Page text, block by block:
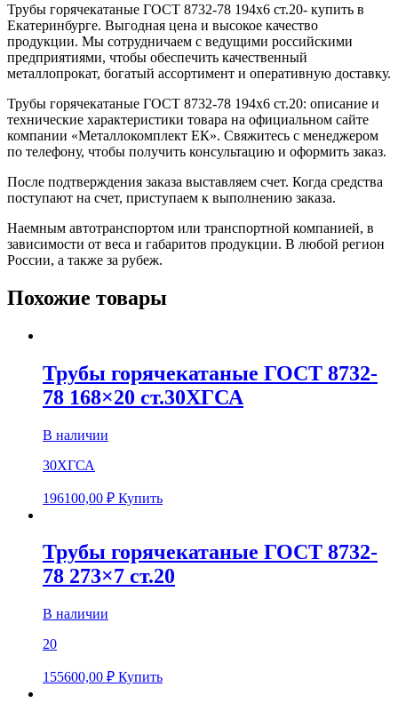
Трубы горячекатаные ГОСТ 8732-78 194x6 ст.20- купить в
Екатеринбурге. Выгодная цена и высокое качество
продукции. Мы сотрудничаем с ведущими российскими
предприятиями, чтобы обеспечить качественный
металлопрокат, богатый ассортимент и оперативную доставку.
Трубы горячекатаные ГОСТ 8732-78 194x6 ст.20: описание и
технические характеристики товара на официальном сайте
компании «Металлокомплект ЕК». Свяжитесь с менеджером
по телефону, чтобы получить консультацию и оформить заказ.
После подтверждения заказа выставляем счет. Когда средства
поступают на счет, приступаем к выполнению заказа.
Наемным автотранспортом или транспортной компанией, в
зависимости от веса и габаритов продукции. В любой регион
России, а также за рубеж.
Похожие товары
Трубы горячекатаные ГОСТ 8732-
78 168×20 ст.30ХГСА
В наличии
30ХГСА
196100,00 ₽ Купить
Трубы горячекатаные ГОСТ 8732-
78 273×7 ст.20
В наличии
20
155600,00 ₽ Купить